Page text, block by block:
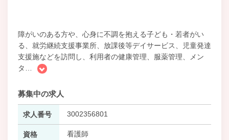
障がいのある方や、心身に不調を抱える子ども・若者がい
る、就労継続支援事業所、放課後等デイサービス、児童発達
支援施などを訪問し、利用者の健康管理、服薬管理、メン
タ
募集中の求人
求人番号 3002356801
資格 看護師